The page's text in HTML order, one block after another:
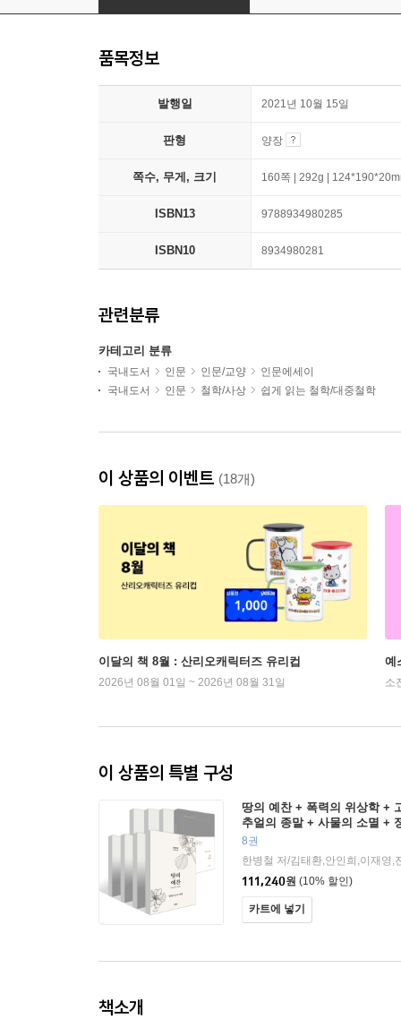
품목정보
발행일 2021년 10월 15일
판형 양장
쪽수, 무게, 크기 160쪽 | 292g |
ISBN13 9788934980285
ISBN10 8934980281
관련분류
카테고리 분류
국내도서 인문 인문/교양
인문에세이
국내도서
인문 철학/사상 쉽게 읽는 철학/대중철학
이 상품의 이벤트 (18개)
이달의 책 8월 : 산리오캐릭터즈 유리컵
2026년 08월 01일 ~ 2026년 08월 31일
예
소
이 상품의 특별 구성
땅의 예찬 + 폭력의 위상학 +
추얼의 종말 + 사물의 소멸 +
날 혁명은 왜 불가능한가 + 관
대하여 세트
한병철 라이브러리
8권
한병철 저/김태환,안인희,이재영,
111,240원 (10% 할인)
카트에 넣기
책소개